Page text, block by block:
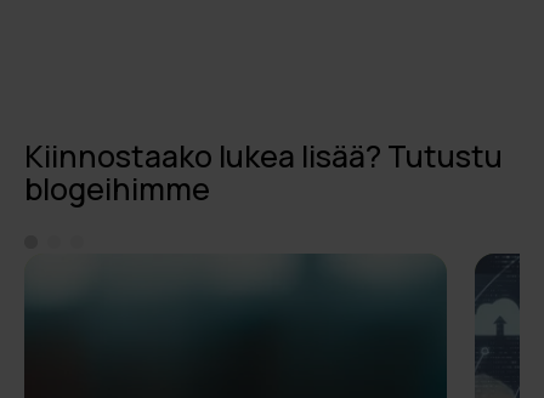
Kiinnostaako lukea lisää? Tutustu
blogeihimme